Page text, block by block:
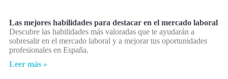
Las mejores habilidades para destacar en el mercado laboral
Descubre las habilidades más valoradas que te ayudarán a
sobresalir en el mercado laboral y a mejorar tus oportunidades
profesionales en España.
Leer más »